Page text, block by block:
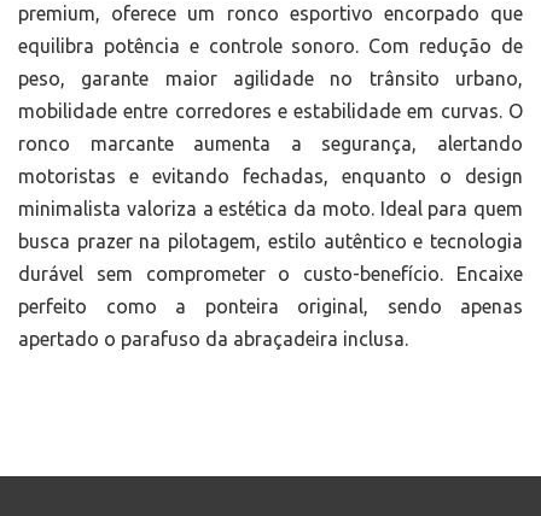
premium, oferece um ronco esportivo encorpado que
equilibra potência e controle sonoro. Com redução de
peso, garante maior agilidade no trânsito urbano,
mobilidade entre corredores e estabilidade em curvas. O
ronco marcante aumenta a segurança, alertando
motoristas e evitando fechadas, enquanto o design
minimalista valoriza a estética da moto. Ideal para quem
busca prazer na pilotagem, estilo autêntico e tecnologia
durável sem comprometer o custo-benefício. Encaixe
perfeito como a ponteira original, sendo apenas
apertado o parafuso da abraçadeira inclusa.